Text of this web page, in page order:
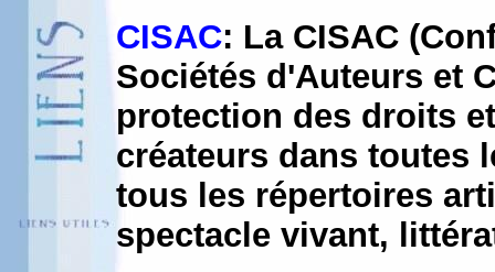
CISAC: La CISAC
Sociétés d'Auteurs et
protection des droits
créateurs dans toutes
tous les répertoires
spectacle vivant,